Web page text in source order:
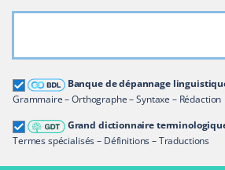
Banque de dépannage
Grammaire – Orthographe – Syntaxe – Rédaction
Grand dictionnaire
Termes spécialisés – Définitions – Traductions
Grand dictionnaire
Restreindre aux termes